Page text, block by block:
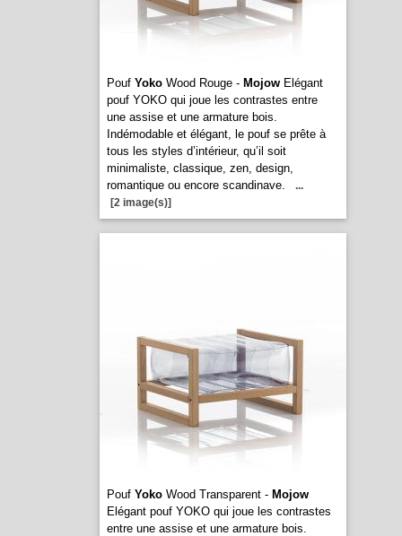
Pouf YokoWood Rouge - MojowElégant
pouf YOKO qui joue les contrastes entre
une assise et une armature bois.
Indémodable et élégant, le pouf se prête à
tous les styles d’intérieur, qu’il soit
minimaliste, classique, zen, design,
romantique ou encore scandinave.
...
[2 image(s)]
Pouf YokoWood Transparent - Mojow
Elégant pouf YOKO qui joue les contrastes
entre une assise et une armature bois.